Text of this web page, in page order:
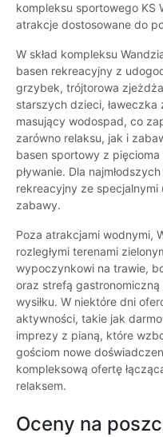
kompleksu sportowego KS
atrakcje dostosowane do
W skład kompleksu
basen rekreacyjny z
grzybek, trójtorowa
starszych dzieci, ławeczka
masujący wodospad, co
zarówno relaksu, jak i
basen sportowy z
pływanie. Dla
rekreacyjny ze
zabawy.
Poza atrakcjami wodnymi,
rozległymi terenami
wypoczynkowi na trawie,
oraz strefą gastronomiczną
wysiłku. W niektóre dni
aktywności, takie jak
imprezy z pianą, które
gościom nowe
kompleksową ofertę
relaksem.
Oceny na